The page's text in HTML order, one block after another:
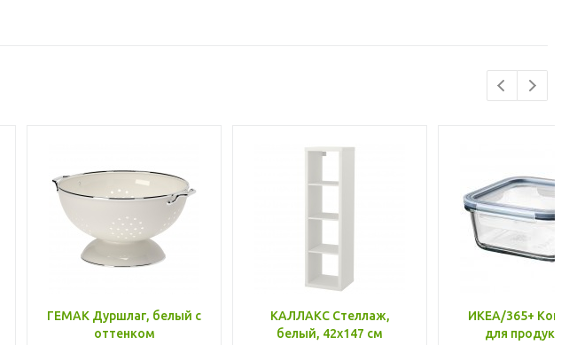
ГЕМАК Дуршлаг, белый с
оттенком
КАЛЛАКС Стеллаж,
белый, 42x147 см
ИКЕА/365+
для